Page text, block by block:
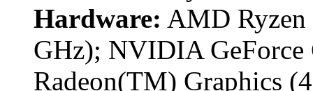
Hardware: AMD Ryzen
GHz); NVIDIA
Radeon(TM) Graphics